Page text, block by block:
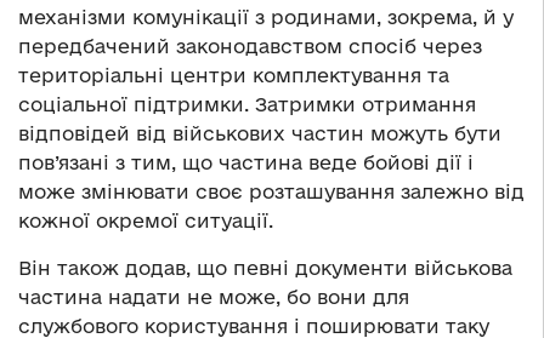
механізми комунікації з родинами, зокрема, й у
передбачений законодавством спосіб через
територіальні центри комплектування та
соціальної підтримки. Затримки отримання
відповідей від військових частин можуть бути
пов’язані з тим, що частина веде бойові дії і
може змінювати своє розташування залежно від
кожної окремої ситуації.
Він також додав, що певні документи військова
частина надати не може, бо вони для
службового користування і поширювати таку